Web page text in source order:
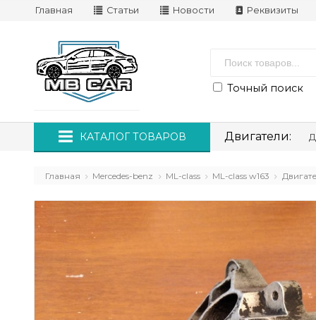
Главная Статьи Новости Реквизиты
Точный поиск
КАТАЛОГ ТОВАРОВ Двигатели:
Главная Mercedes-benz ML-class ML-class w163